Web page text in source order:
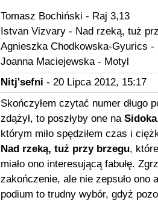
Tomasz Bochiński - Raj 3,13
Istvan Vizvary - Nad rzeką, tuż
Agnieszka Chodkowska-Gyurics -
Joanna Maciejewska - Motyl
Nitj'sefni - 20 Lipca 2012, 15:17
Skończyłem czytać numer długo
zdążył, to poszłyby one na Sidoka
którym miło spędziłem czas i
Nad rzeką, tuż przy brzegu,
miało ono interesującą fabułę.
zakończenie, ale nie zepsuło
podium to trudny wybór, gdyż